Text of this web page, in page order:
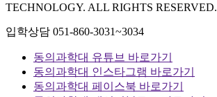
TECHNOLOGY. ALL RIGHTS RESERVED.
입학상담 051-860-3031~3034
동의과학대 유튜브 바로가기
동의과학대 인스타그램 바로가기
동의과학대 페이스북 바로가기